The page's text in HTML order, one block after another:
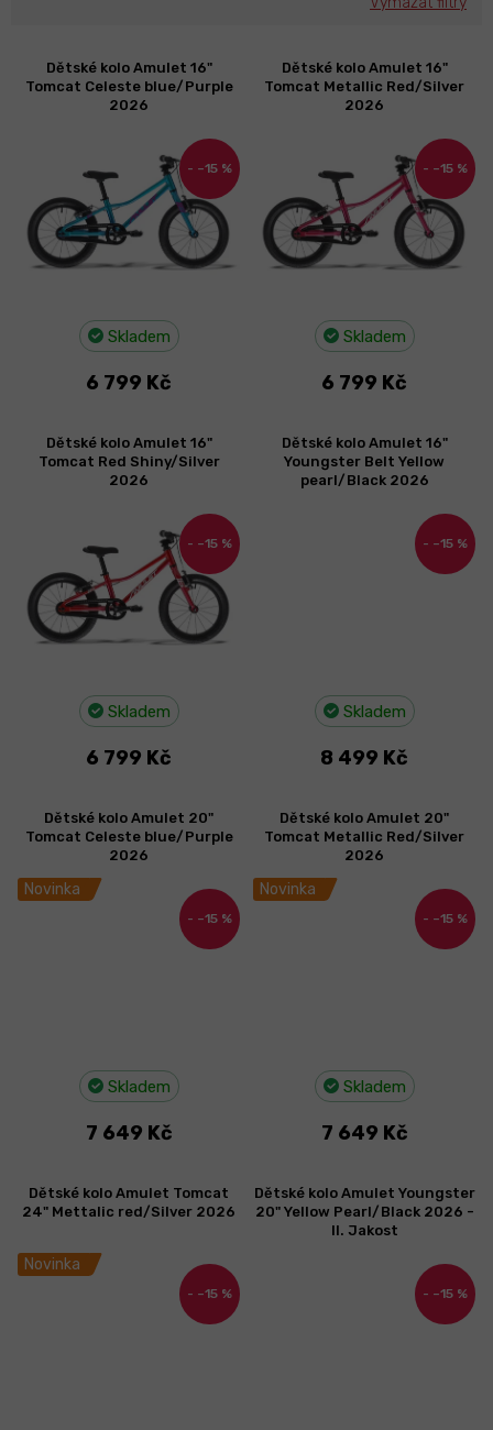
–15 %
Dětské kolo Amulet 16"
Tomcat Celeste blue/Purple
2026
Skladem
6 799 Kč
–15 %
Dětské kolo Amulet 16"
Tomcat Metallic Red/Silver
2026
Skladem
6 799 Kč
–15 %
Dětské kolo Amulet 16"
Tomcat Red Shiny/Silver
2026
Skladem
6 799 Kč
–15 %
Dětské kolo Amulet 16"
Youngster Belt Yellow
pearl/Black 2026
Skladem
8 499 Kč
Novinka
–15 %
Dětské kolo Amulet 20"
Tomcat Celeste blue/Purple
2026
Skladem
7 649 Kč
Novinka
–15 %
Dětské kolo Amulet 20"
Tomcat Metallic Red/Silver
2026
Skladem
7 649 Kč
Novinka
–15 %
Dětské kolo Amulet Tomcat
24" Mettalic red/Silver 2026
–15 %
Dětské kolo Amulet Youngster
20" Yellow Pearl/Black 2026 -
II. Jakost